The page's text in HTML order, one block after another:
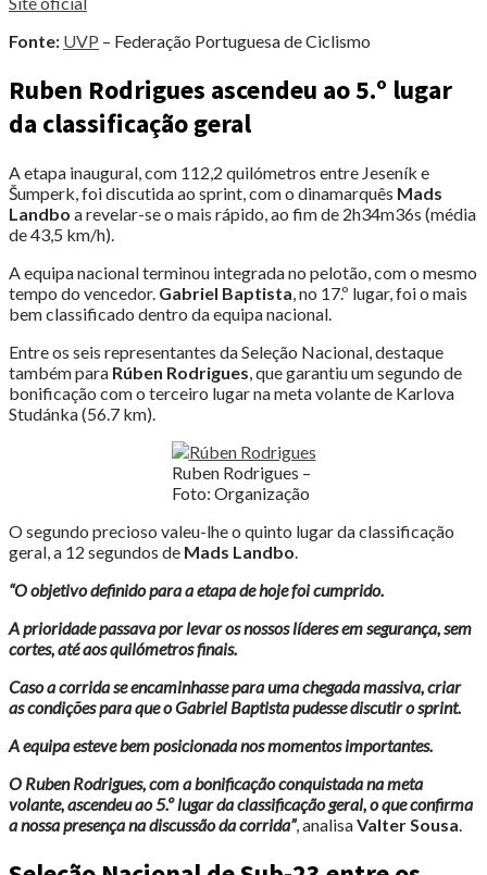
Fonte: UVP – Federação Portuguesa de Ciclismo
Ruben Rodrigues ascendeu ao 5.º lugar
da classificação geral
A etapa inaugural, com 112,2 quilómetros entre Jeseník e
Šumperk, foi discutida ao sprint, com o dinamarquês Mads
Landbo a revelar-se o mais rápido, ao fim de 2h34m36s (média
de 43,5 km/h).
A equipa nacional terminou integrada no pelotão, com o mesmo
tempo do vencedor. Gabriel Baptista, no 17.º lugar, foi o mais
bem classificado dentro da equipa nacional.
Entre os seis representantes da Seleção Nacional, destaque
também para Rúben Rodrigues, que garantiu um segundo de
bonificação com o terceiro lugar na meta volante de Karlova
Studánka (56.7 km).
Ruben Rodrigues –
Foto: Organização
O segundo precioso valeu-lhe o quinto lugar da classificação
geral, a 12 segundos de Mads Landbo.
“O objetivo definido para a etapa de hoje foi cumprido.
A prioridade passava por levar os nossos líderes em segurança, sem
cortes, até aos quilómetros finais.
Caso a corrida se encaminhasse para uma chegada massiva, criar
as condições para que o Gabriel Baptista pudesse discutir osprint.
A equipa esteve bem posicionada nos momentos importantes.
O Ruben Rodrigues, com a bonificação conquistada na meta
volante, ascendeu ao 5.º lugar da classificação geral, o que confirma
a nossa presença na discussão da corrida”, analisaValter Sousa.